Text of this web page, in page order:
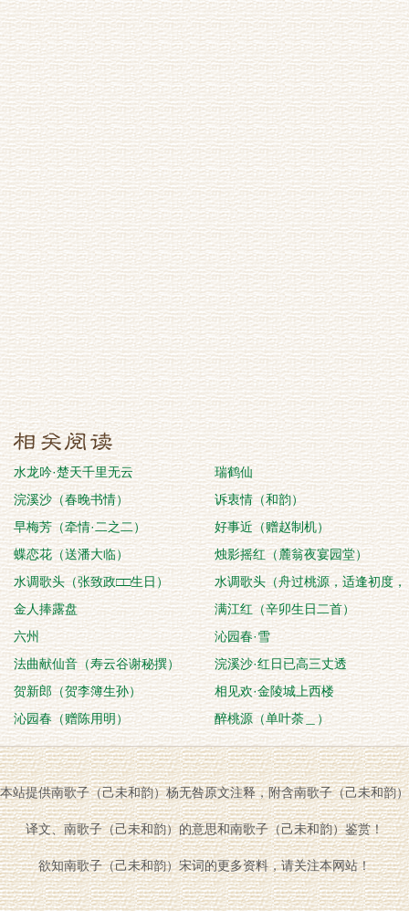
坡枢密卓） 八十策）
水龙吟·楚天千里无云
瑞鹤仙
浣溪沙（春晚书情）
诉衷情（和韵）
早梅芳（牵情·二之二）
好事近（赠赵制机）
蝶恋花（送潘大临）
烛影摇红（麓翁夜宴园堂）
水调歌头（张致政□□生日）
水调歌头（舟过桃源，适逢初度，
和欧阳楚翁韵）
金人捧露盘
满江红（辛卯生日二首）
六州
沁园春·雪
法曲献仙音（寿云谷谢秘撰）
浣溪沙·红日已高三丈透
贺新郎（贺李簿生孙）
相见欢·金陵城上西楼
沁园春（赠陈用明）
醉桃源（单叶荼＿）
本站提供南歌子（己未和韵）杨无咎原文注释，附含南歌子（己未和韵）
译文、南歌子（己未和韵）的意思和南歌子（己未和韵）鉴赏！
欲知南歌子（己未和韵）宋词的更多资料，请关注本网站！